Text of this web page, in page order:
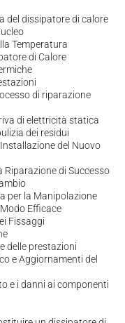
del dissipatore di calore
Temperatura
di Calore
di riparazione
di elettricità statica
dei residui
del Nuovo
Riparazione di Successo
per la Manipolazione
Efficace
Fissaggi
delle prestazioni
e Aggiornamenti del
e i danni ai componenti